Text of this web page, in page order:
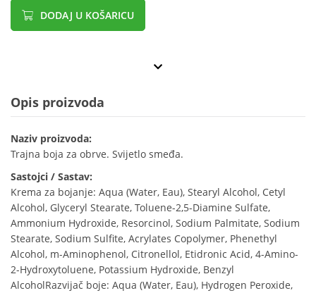
DODAJ U KOŠARICU
Opis proizvoda
Naziv proizvoda:
Trajna boja za obrve. Svijetlo smeđa.
Sastojci / Sastav:
Krema za bojanje: Aqua (Water, Eau), Stearyl Alcohol, Cetyl
Alcohol, Glyceryl Stearate, Toluene-2,5-Diamine Sulfate,
Ammonium Hydroxide, Resorcinol, Sodium Palmitate, Sodium
Stearate, Sodium Sulfite, Acrylates Copolymer, Phenethyl
Alcohol, m-Aminophenol, Citronellol, Etidronic Acid, 4-Amino-
2-Hydroxytoluene, Potassium Hydroxide, Benzyl
AlcoholRazvijač boje: Aqua (Water, Eau), Hydrogen Peroxide,